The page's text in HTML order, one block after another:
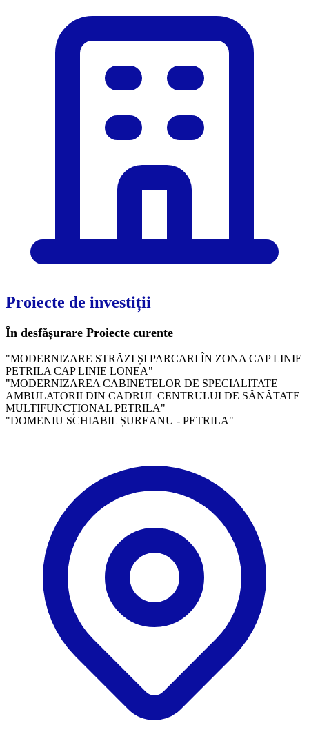
Proiecte de investiții
În desfășurare Proiecte curente
"MODERNIZARE STRĂZI ȘI PARCARI ÎN ZONA CAP LINIE
PETRILA CAP LINIE LONEA"
"MODERNIZAREA CABINETELOR DE SPECIALITATE
AMBULATORII DIN CADRUL CENTRULUI DE SĂNĂTATE
MULTIFUNCȚIONAL PETRILA"
"DOMENIU SCHIABIL ȘUREANU - PETRILA"